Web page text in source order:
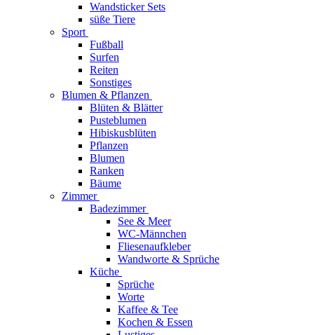
Wandsticker Sets
süße Tiere
Sport
Fußball
Surfen
Reiten
Sonstiges
Blumen & Pflanzen
Blüten & Blätter
Pusteblumen
Hibiskusblüten
Pflanzen
Blumen
Ranken
Bäume
Zimmer
Badezimmer
See & Meer
WC-Männchen
Fliesenaufkleber
Wandworte & Sprüche
Küche
Sprüche
Worte
Kaffee & Tee
Kochen & Essen